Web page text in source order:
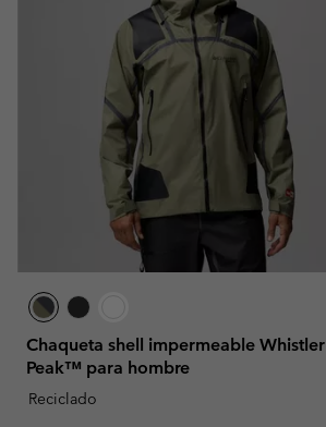
Chaqueta shell impermeable Whistler
Peak™ para hombre
Reciclado